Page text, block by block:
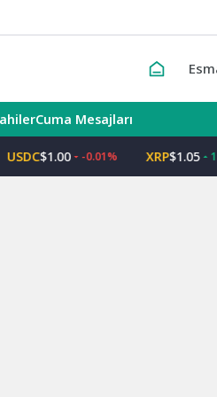
Cuma Mesajları
$1.00 -0.01% $1.05 1.01%